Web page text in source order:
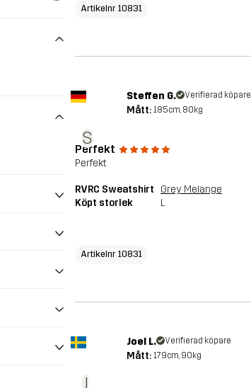
Artikelnr 10831
S
Steffen G. Verifierad köpare
Mått: 185cm, 80kg
Perfekt
Perfekt
RVRC Sweatshirt
Grey Melange
Köpt storlek
L
Artikelnr 10831
J
Joel L. Verifierad köpare
Mått: 179cm, 90kg